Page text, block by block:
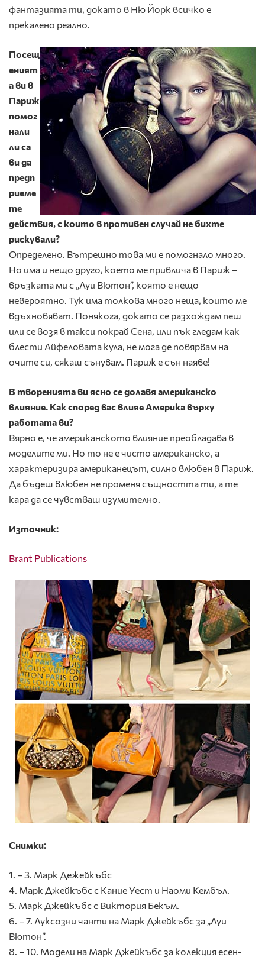
фантазията ти, докато в Ню Йорк всичко е
прекалено реално.
Посещ
еният
а ви в
Париж
помог
нали
ли са
ви да
предп
риеме
те
действия, с които в противен случай не бихте
рискували?
Определено. Вътрешно това ми е помогнало много.
Но има и нещо друго, което ме привлича в Париж –
връзката ми с „Луи Вютон”, която е нещо
невероятно. Тук има толкова много неща, които ме
вдъхновяват. Понякога, докато се разхождам пеш
или се возя в такси покрай Сена, или пък гледам как
блести Айфеловата кула, не мога де повярвам на
очите си, сякаш сънувам. Париж е сън наяве!
В творенията ви ясно се долавя американско
влияние. Как според вас влияе Америка върху
работата ви?
Вярно е, че американското влияние преобладава в
моделите ми. Но то не е чисто американско, а
характеризира американецът, силно влюбен в Париж.
Да бъдеш влюбен не променя същността ти, а те
кара да се чувстваш изумително.
Източник:
Brant Publications
Снимки:
1. – 3. Марк Дежейкъбс
4. Марк Джейкъбс с Кание Уест и Наоми Кембъл.
5. Марк Джейкъбс с Виктория Бекъм.
6. – 7. Луксозни чанти на Марк Джейкъбс за „Луи
Вютон”.
8. – 10. Модели на Марк Джейкъбс за колекция есен-